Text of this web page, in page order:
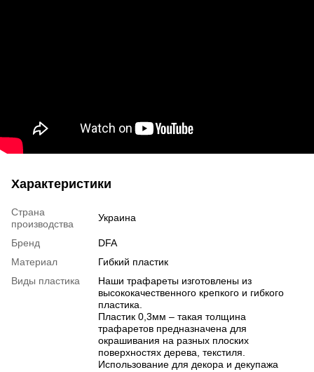
Характеристики
Страна
производства
Украина
Бренд
DFA
Материал
Гибкий пластик
Виды пластика
Наши трафареты изготовлены из
высококачественного крепкого и гибкого
пластика.
Пластик 0,3мм – такая толщина
трафаретов предназначена для
окрашивания на разных плоских
поверхностях дерева, текстиля.
Использование для декора и декупажа